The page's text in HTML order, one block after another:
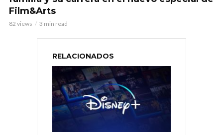
Film&Arts
82 views 3 min read
RELACIONADOS